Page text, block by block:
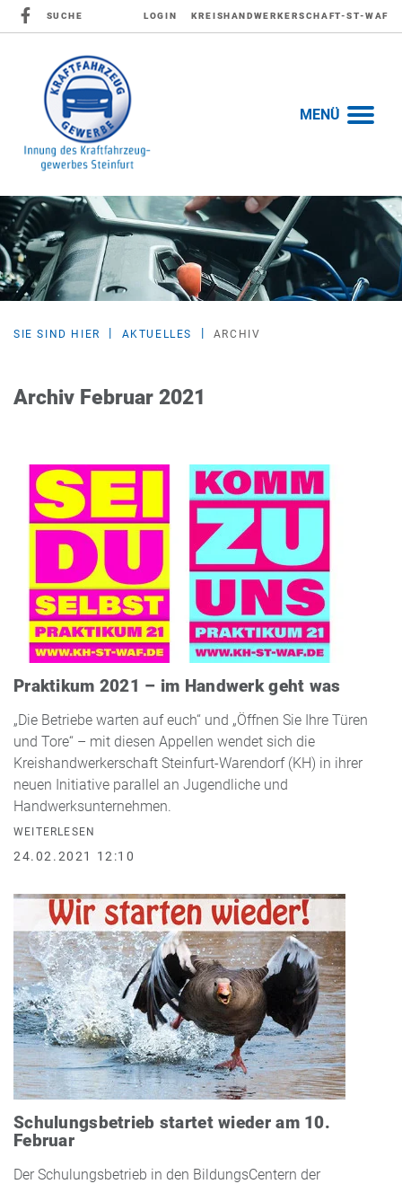
SUCHE LOGIN KREISHANDWERKERSCHAFT-ST-WAF
MENÜ
SIE SIND HIER AKTUELLES ARCHIV
Archiv Februar 2021
Praktikum 2021 – im Handwerk geht was
„Die Betriebe warten auf euch“ und „Öffnen Sie Ihre Türen
und Tore“ – mit diesen Appellen wendet sich die
Kreishandwerkerschaft Steinfurt-Warendorf (KH) in ihrer
neuen Initiative parallel an Jugendliche und
Handwerksunternehmen.
WEITERLESEN
24.02.2021 12:10
Schulungsbetrieb startet wieder am 10.
Februar
Der Schulungsbetrieb in den BildungsCentern der